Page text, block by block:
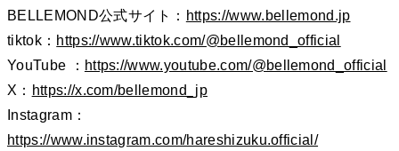
BELLEMOND公式サイト： https://www.bellemond.jp
tiktok： https://www.tiktok.com/@bellemond_official
YouTube ： https://www.youtube.com/@bellemond_official
X： https://x.com/bellemond_jp
Instagram：
https://www.instagram.com/hareshizuku.official/